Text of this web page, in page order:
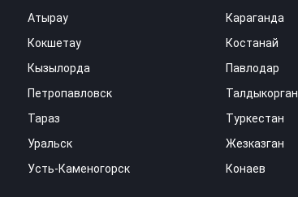
Атырау
Караганда
Кокшетау
Костанай
Кызылорда
Павлодар
Петропавловск
Талдыкорган
Тараз
Туркестан
Уральск
Жезказган
Усть-Каменогорск
Конаев